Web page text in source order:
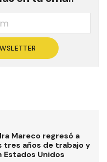
Mareco regresó a
tres años de trabajo y
Estados Unidos